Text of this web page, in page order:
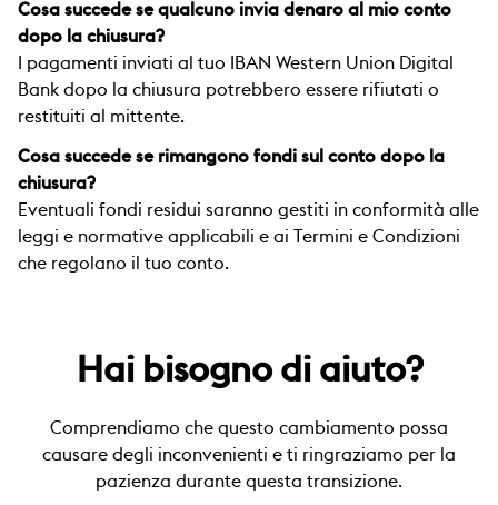
Cosa succede se qualcuno invia denaro al mio conto
dopo la chiusura?
I pagamenti inviati al tuo IBAN Western Union Digital
Bank dopo la chiusura potrebbero essere rifiutati o
restituiti al mittente.
Cosa succede se rimangono fondi sul conto dopo la
chiusura?
Eventuali fondi residui saranno gestiti in conformità alle
leggi e normative applicabili e ai Termini e Condizioni
che regolano il tuo conto.
Hai bisogno di aiuto?
Comprendiamo che questo cambiamento possa
causare degli inconvenienti e ti ringraziamo per la
pazienza durante questa transizione.